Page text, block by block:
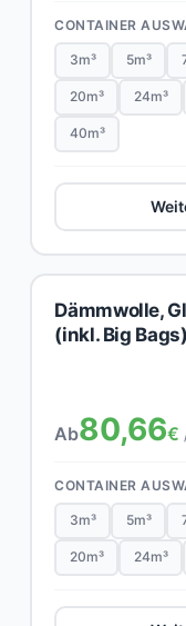
CONTAINER
3m³ 5m³
20m³ 24m³
40m³
Dämmwolle,
(inkl. Big Bags)
Ab80,66€
CONTAINER
3m³ 5m³
20m³ 24m³